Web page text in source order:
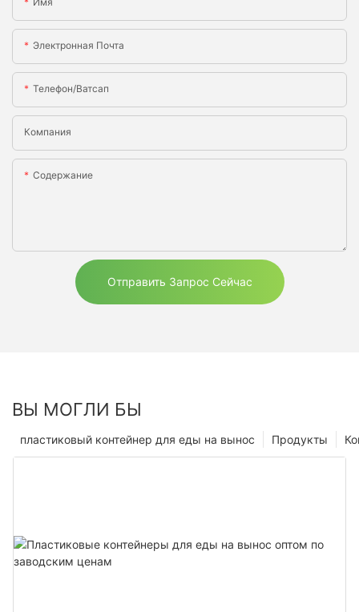
Электронная Почта
Телефон/ватсап
Компания
Содержание
Отправить Запрос Сейчас
ВЫ МОГЛИ БЫ
Продукты
пластиковый контейнер для еды на вынос